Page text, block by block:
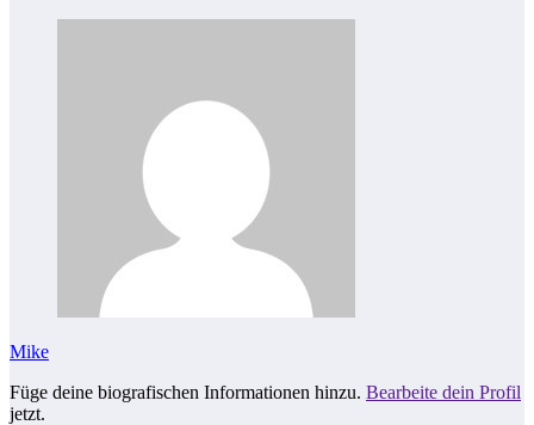
Mike
Füge deine biografischen Informationen hinzu. Bearbeite dein Profil
jetzt.